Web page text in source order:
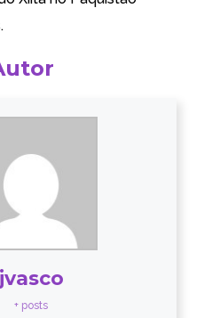
jvasco
+ posts